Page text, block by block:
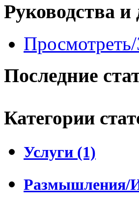
Руководства
Последние
Категории
Услуги (1)
Размышления/